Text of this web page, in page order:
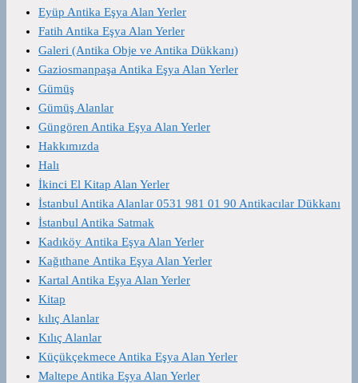
Eyüp Antika Eşya Alan Yerler
Fatih Antika Eşya Alan Yerler
Galeri (Antika Obje ve Antika Dükkanı)
Gaziosmanpaşa Antika Eşya Alan Yerler
Gümüş
Gümüş Alanlar
Güngören Antika Eşya Alan Yerler
Hakkımızda
Halı
İkinci El Kitap Alan Yerler
İstanbul Antika Alanlar 0531 981 01 90 Antikacılar Dükkanı
İstanbul Antika Satmak
Kadıköy Antika Eşya Alan Yerler
Kağıthane Antika Eşya Alan Yerler
Kartal Antika Eşya Alan Yerler
Kitap
kılıç Alanlar
Kılıç Alanlar
Küçükçekmece Antika Eşya Alan Yerler
Maltepe Antika Eşya Alan Yerler